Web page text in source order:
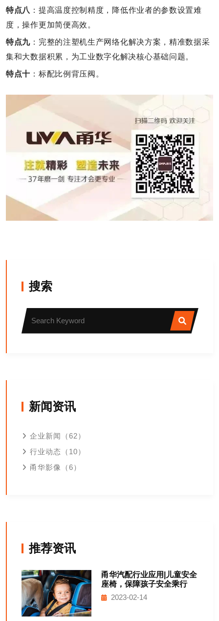
特点八 ：提高温度控制精度，降低作业者的参数设置难
度，操作更加简便高效。
特点九 ：完整的注塑机生产网络化解决方案，精准数据采
集和大数据积累，为工业数字化解决核心基础问题。
特点十 ：标配比例背压阀。
搜索
新闻资讯
企业新闻（62）
行业动态（10）
甬华影像（6）
推荐资讯
甬华汽配行业应用|儿童安全
座椅，保障孩子安全乘行
2023-02-14